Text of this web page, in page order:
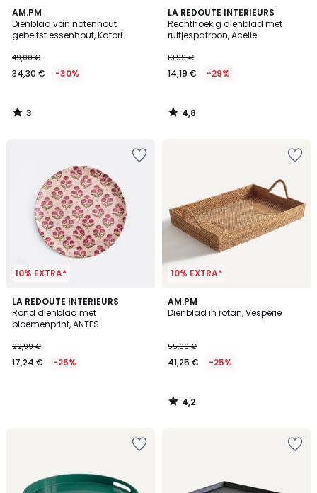
AM.PM
Dienblad van notenhout
gebeitst essenhout, Katori
49,00 €
34,30 € -30%
3
/
5
3
/
LA REDOUTE INTERIEURS
Rechthoekig dienblad met
ruitjespatroon, Acelie
19,99 €
14,19 € -29%
4,8
/ 5
4,8
/
10% EXTRA*
LA REDOUTE INTERIEURS
Rond dienblad met
bloemenprint, ANTES
22,99 €
17,24 € -25%
10% EXTRA*
AM.PM
Dienblad in rotan, Vespérie
55,00 €
41,25 € -25%
4,2
/ 5
4,2
/